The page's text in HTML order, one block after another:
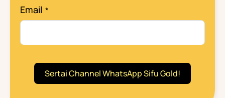
Email
Sertai Channel WhatsApp Sifu Gold!